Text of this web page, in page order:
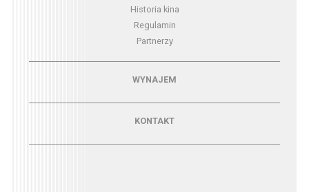
Historia kina
Regulamin
Partnerzy
Menu - wynajemWYNAJEM
KONTAKT